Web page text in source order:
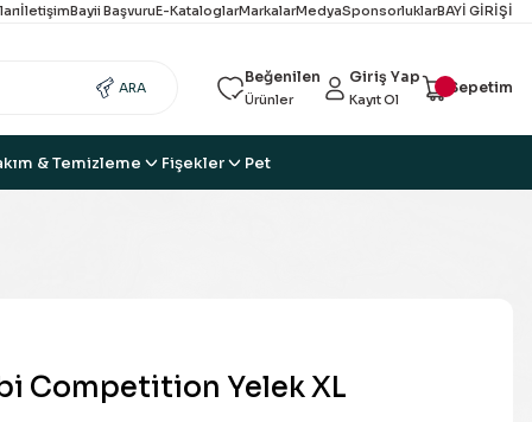
İletişimBayii BaşvuruE-KataloglarMarkalarMedyaSponsorluklarBAYİ GİRİŞİ
ARA
Beğenilen
Ürünler
Giriş Yap
Kayıt Ol
Sepetim
& Temizleme Fişekler Pet
Competition Yelek XL